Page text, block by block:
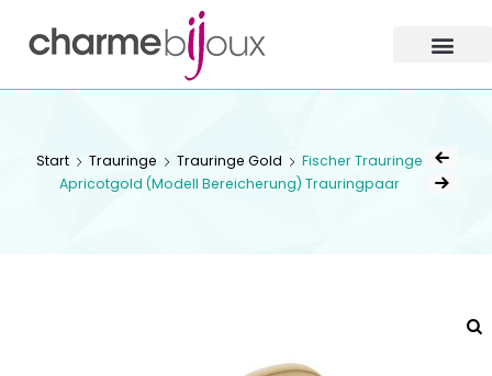
Bijoux
ZOFINGEN
Start Trauringe Trauringe Gold
Fischer Trauringe
Apricotgold (Modell Bereicherung) Trauringpaar